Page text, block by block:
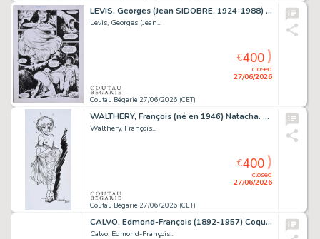
LEVIS, Georges (Jean SIDOBRE, 1924-1988) Liz&Beth,...
Levis, Georges (Jean...
Coutau Bégarie 27/06/2026 (CET)
closed
27/06/2026
€400
WALTHERY, François (né en 1946) Natacha. Encre de Chine...
Walthery, François...
Coutau Bégarie 27/06/2026 (CET)
closed
27/06/2026
€400
CALVO, Edmond-François (1892-1957) Coquin le petit...
Calvo, Edmond-François...